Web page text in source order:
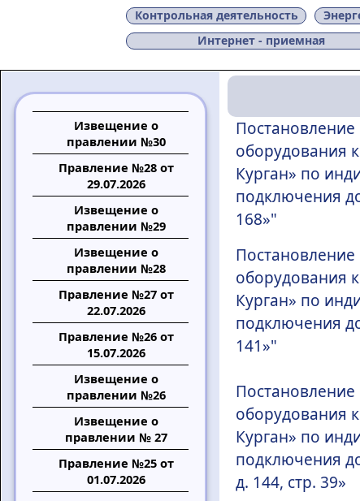
Контрольная деятельность
Интернет - приемная
Извещение о
правлении №30
Правление №28 от
29.07.2026
Извещение о
правлении №29
Извещение о
правлении №28
Правление №27 от
22.07.2026
Правление №26 от
15.07.2026
Извещение о
правлении №26
Извещение о
правлении № 27
Правление №25 от
01.07.2026
оборудования
Курган» по
подключения
168»"
оборудования
Курган» по
подключения
141»"
оборудования
Курган» по
подключения
д. 144, стр. 39»